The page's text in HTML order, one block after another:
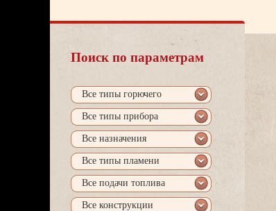
Поиск по параметрам
се типы горючего
се типы прибора
се назначения
се типы пламени
се подачи топлива
се конструкции